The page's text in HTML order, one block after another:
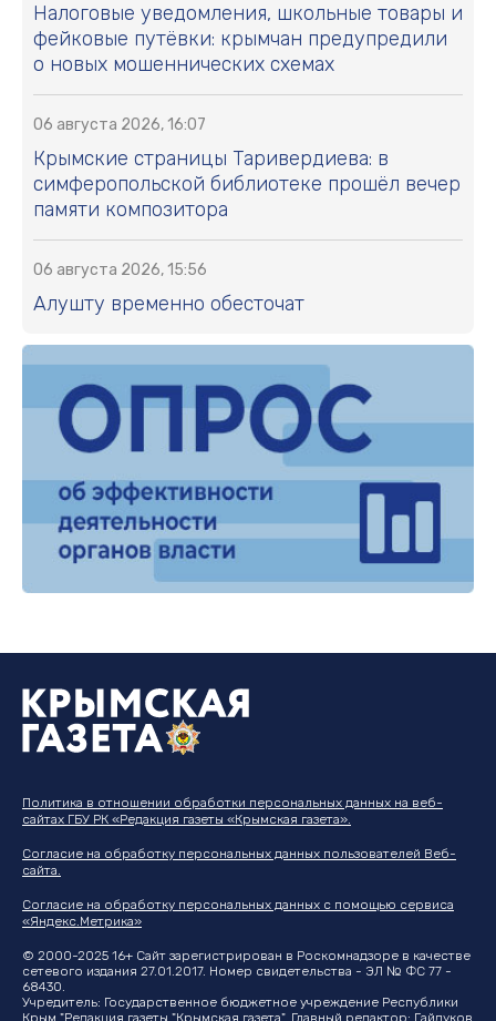
Налоговые уведомления, школьные товары и
фейковые путёвки: крымчан предупредили
о новых мошеннических схемах
06 августа 2026, 16:07
Крымские страницы Таривердиева: в
симферопольской библиотеке прошёл вечер
памяти композитора
06 августа 2026, 15:56
Алушту временно обесточат
Политика в отношении обработки персональных данных на веб-
сайтах ГБУ РК «Редакция газеты «Крымская газета».
Согласие на обработку персональных данных пользователей Веб-
сайта.
Согласие на обработку персональных данных с помощью сервиса
«Яндекс.Метрика»
© 2000-2025 16+ Сайт зарегистрирован в Роскомнадзоре в качестве
сетевого издания 27.01.2017. Номер свидетельства - ЭЛ № ФС 77 -
68430.
Учредитель: Государственное бюджетное учреждение Республики